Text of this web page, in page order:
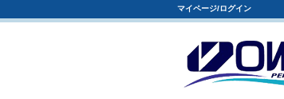
マイページ/ログイン